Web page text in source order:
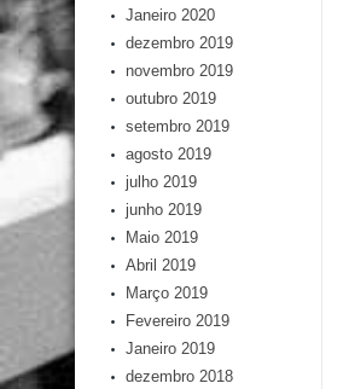
Janeiro 2020
dezembro 2019
novembro 2019
outubro 2019
setembro 2019
agosto 2019
julho 2019
junho 2019
Maio 2019
Abril 2019
Março 2019
Fevereiro 2019
Janeiro 2019
dezembro 2018